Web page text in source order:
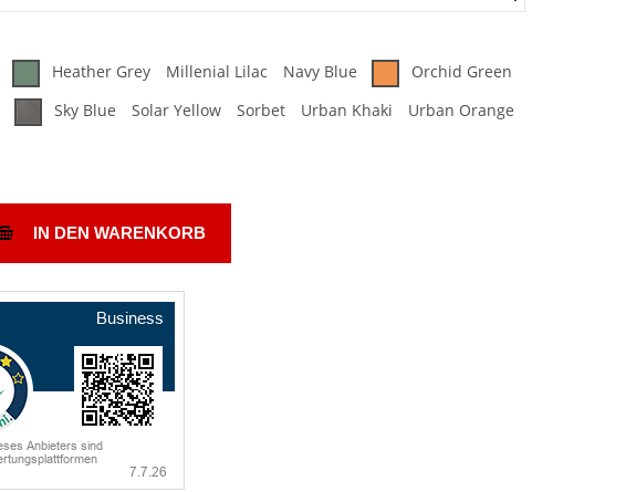
Heather Grey Millenial Lilac Navy Blue
Orchid Green
Sky Blue Solar Yellow Sorbet Urban Khaki
Urban Orange
IN DEN WARENKORB